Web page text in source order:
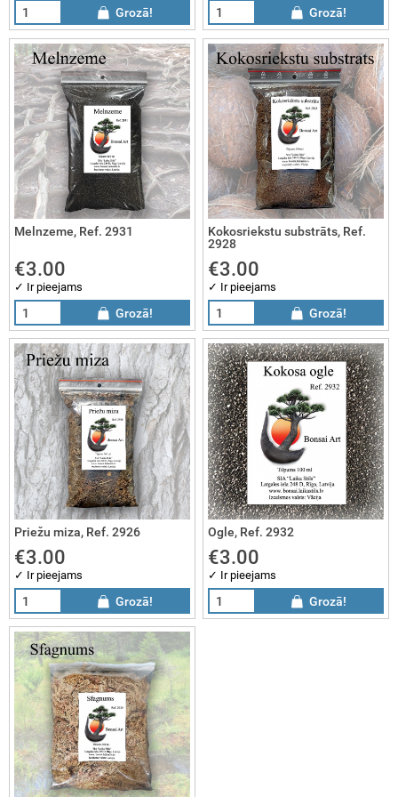
Grozā! Grozā!
Melnzeme, Ref. 2931
€3.00
✓ Ir pieejams
Grozā!
Kokosriekstu substrāts, Ref.
2928
€3.00
✓ Ir pieejams
Grozā!
Priežu miza, Ref. 2926
€3.00
✓ Ir pieejams
Grozā!
Ogle, Ref. 2932
€3.00
✓ Ir pieejams
Grozā!
dāvanas
gleznas
komplekti